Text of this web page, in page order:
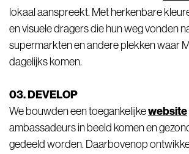
lokaal aanspreekt. Met herkenbare
en visuele dragers die hun weg vonden
supermarkten en andere plekken waar
dagelijks komen.
03. DEVELOP
We bouwden een toegankelijkewebsite
ambassadeurs in beeld komen en
gedeeld worden. Daarbovenop